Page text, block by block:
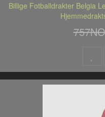
Billige Fotballdrakter Belgia